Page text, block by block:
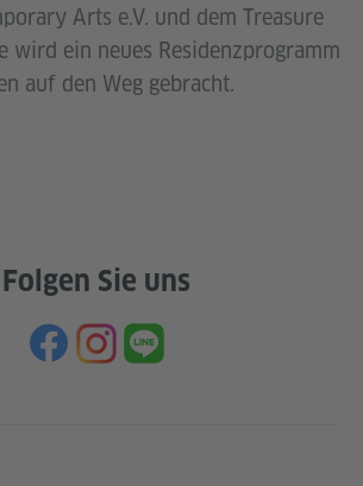
Arts e.V. und dem Treasure
wird ein neues Residenzprogramm
auf den Weg gebracht.
Folgen Sie uns